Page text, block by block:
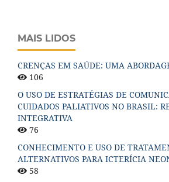
MAIS LIDOS
CRENÇAS EM SAÚDE: UMA
106
O USO DE ESTRATÉGIAS DE
CUIDADOS PALIATIVOS NO BRASIL:
INTEGRATIVA
76
CONHECIMENTO E USO DE
ALTERNATIVOS PARA ICTERÍCIA
58